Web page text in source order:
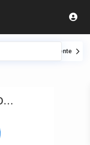
Siguiente